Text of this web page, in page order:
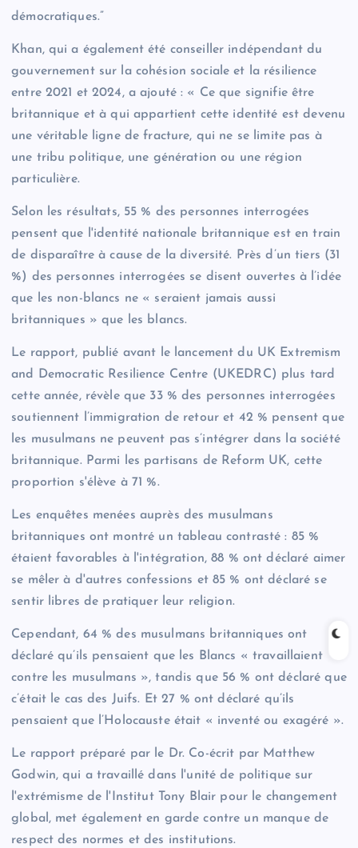
démocratiques.”
Khan, qui a également été conseiller indépendant du
gouvernement sur la cohésion sociale et la résilience
entre 2021 et 2024, a ajouté : « Ce que signifie être
britannique et à qui appartient cette identité est devenu
une véritable ligne de fracture, qui ne se limite pas à
une tribu politique, une génération ou une région
particulière.
Selon les résultats, 55 % des personnes interrogées
pensent que l'identité nationale britannique est en train
de disparaître à cause de la diversité. Près d’un tiers (31
%) des personnes interrogées se disent ouvertes à l’idée
que les non-blancs ne « seraient jamais aussi
britanniques » que les blancs.
Le rapport, publié avant le lancement du UK Extremism
and Democratic Resilience Centre (UKEDRC) plus tard
cette année, révèle que 33 % des personnes interrogées
soutiennent l’immigration de retour et 42 % pensent que
les musulmans ne peuvent pas s’intégrer dans la société
britannique. Parmi les partisans de Reform UK, cette
proportion s'élève à 71 %.
Les enquêtes menées auprès des musulmans
britanniques ont montré un tableau contrasté : 85 %
étaient favorables à l'intégration, 88 % ont déclaré aimer
se mêler à d'autres confessions et 85 % ont déclaré se
sentir libres de pratiquer leur religion.
Cependant, 64 % des musulmans britanniques ont
déclaré qu’ils pensaient que les Blancs « travaillaient
contre les musulmans », tandis que 56 % ont déclaré que
c’était le cas des Juifs. Et 27 % ont déclaré qu’ils
pensaient que l’Holocauste était « inventé ou exagéré ».
Le rapport préparé par le Dr. Co-écrit par Matthew
Godwin, qui a travaillé dans l'unité de politique sur
l'extrémisme de l'Institut Tony Blair pour le changement
global, met également en garde contre un manque de
respect des normes et des institutions.